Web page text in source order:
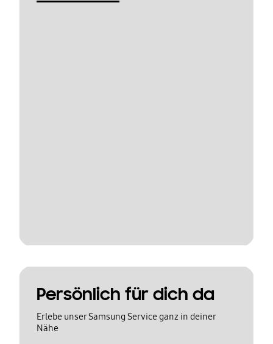
Persönlich für dich da
Erlebe unser Samsung Service ganz in deiner
Nähe